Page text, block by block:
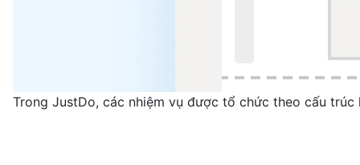
Trong JustDo, các nhiệm vụ được tổ chức theo cấu